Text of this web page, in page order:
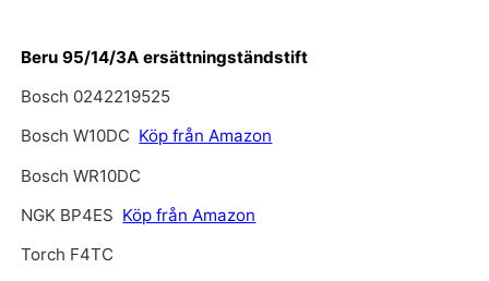
Beru 95/14/3A ersättningständstift
Bosch 0242219525
Bosch W10DC Köp från Amazon
Bosch WR10DC
NGK BP4ES Köp från Amazon
Torch F4TC